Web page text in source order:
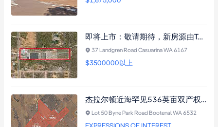
即将上市：敬请期待，新房源由Team Rash隆重推出，详情请访问网站咨询。
37 Landgren Road Casuarina WA 6167
$3500000以上
杰拉尔顿近海罕见536英亩双产权自给自足农场，丰富水资源及农用设施，适宜多种农业投资。
Lot 50 Byne Park Road Bootenal WA 6532